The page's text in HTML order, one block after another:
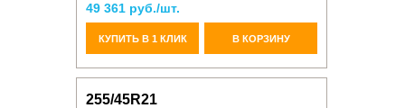
49 361 руб./шт.
КУПИТЬ В 1 КЛИК В КОРЗИНУ
255/45R21